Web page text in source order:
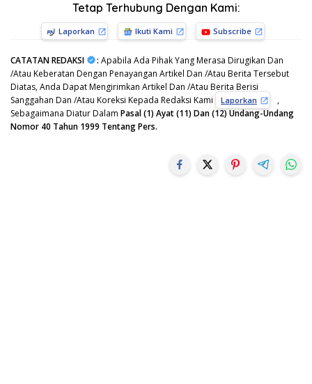
Tetap Terhubung Dengan Kami:
Laporkan Ikuti Kami Subscribe
CATATAN REDAKSI : Apabila Ada Pihak Yang Merasa Dirugikan Dan
/Atau Keberatan Dengan Penayangan Artikel Dan /Atau Berita Tersebut
Diatas, Anda Dapat Mengirimkan Artikel Dan /Atau Berita Berisi
Sanggahan Dan /Atau Koreksi Kepada Redaksi Kami
Laporkan
,
Sebagaimana Diatur Dalam Pasal (1) Ayat (11) Dan (12) Undang-Undang
Nomor 40 Tahun 1999 Tentang Pers.